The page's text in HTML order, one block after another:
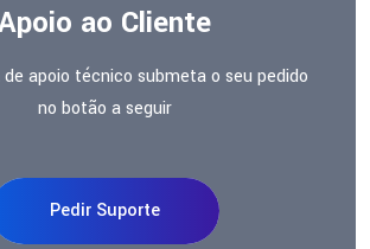
ao Cliente
apoio técnico submeta o seu pedido
no botão a seguir
Pedir Suporte